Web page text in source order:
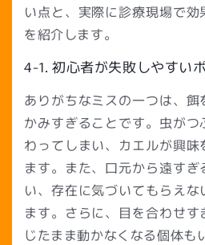
い点と、実際に診療現場で
を紹介します。
4-1. 初心者が失敗しやすい
ありがちなミスの一つは、
かみすぎることです。虫が
わってしまい、カエルが興
ます。また、口元から遠す
い、存在に気づいてもらえ
ます。さらに、目を合わせ
じたまま動かなくなる個体も